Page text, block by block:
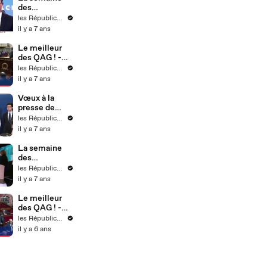
des
Républicains !
- Semaine 4
les Républicains
il y a 7 ans
Le meilleur
des QAG ! -
Semaine 4les Républicains
il y a 7 ans
Vœux à la
presse de
l'équipe
dirigeante - 21
(17)
les Républicains
il y a 7 ans
La semaine
des
Républicains !
- Semaine 3
les Républicains
il y a 7 ans
Le meilleur
des QAG ! -
Semaine 9les Républicains
il y a 6 ans